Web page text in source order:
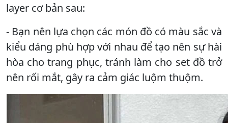
layer cơ bản sau:
- Bạn nên lựa chọn các món đồ có màu sắc và
kiểu dáng phù hợp với nhau để tạo nên sự hài
hòa cho trang phục, tránh làm cho set đồ trở
nên rối mắt, gây ra cảm giác luộm thuộm.